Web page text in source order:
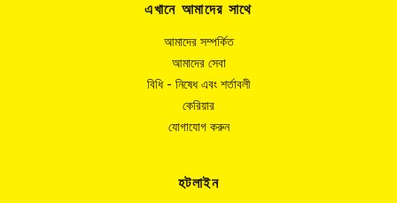
এখানে আমাদের সাথে
আমাদের সম্পর্কিত
আমাদের সেবা
বিধি - নিষেধ এবং শর্তাবলী
কেরিয়ার
যোগাযোগ করুন
হটলাইন